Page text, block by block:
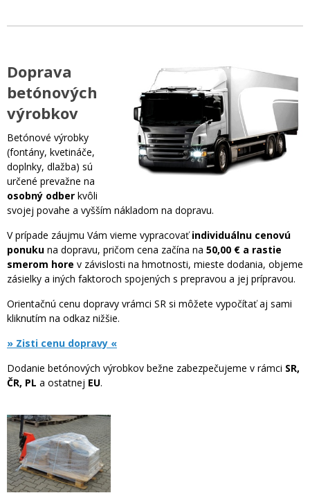
Doprava
betónových
výrobkov
Betónové výrobky
(fontány, kvetináče,
doplnky, dlažba) sú
určené prevažne na
osobný odber kvôli
svojej povahe a vyšším nákladom na dopravu.
V prípade záujmu Vám vieme vypracovaťindividuálnu cenovú
ponuku na dopravu, pričom cena začína na 50,00 € a rastie
smerom hore v závislosti na hmotnosti, mieste dodania, objeme
zásielky a iných faktoroch spojených s prepravou a jej prípravou.
Orientačnú cenu dopravy vrámci SR si môžete vypočítať aj sami
kliknutím na odkaz nižšie.
» Zisti cenu dopravy «
Dodanie betónových výrobkov bežne zabezpečujeme v rámci SR,
ČR, PL a ostatnej EU.